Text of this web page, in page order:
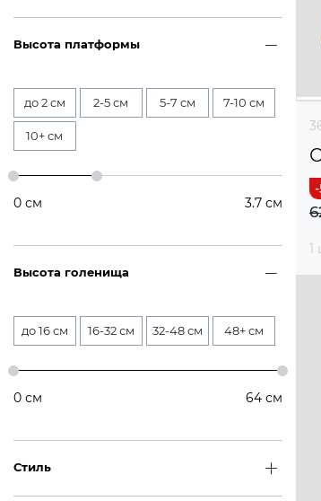
Высота платформы
до 2 см 2-5 см 5-7 см 7-10 см
10+ см
0 см 3.7 см
Высота голенища
до 16 см 16-32 см 32-48 см 48+ см
0 см 64 см
Стиль
1